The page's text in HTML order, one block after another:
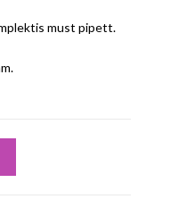
must pipett.